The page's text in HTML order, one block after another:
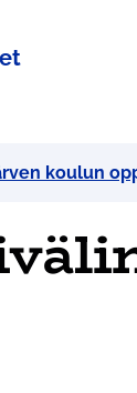
koulun